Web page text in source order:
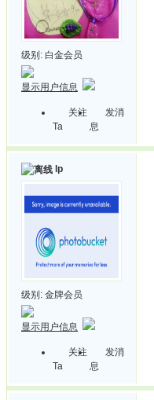
级别: 白金会员
显示用户信息
关注
Ta
发消
息
lp
级别: 金牌会员
显示用户信息
关注
Ta
发消
息